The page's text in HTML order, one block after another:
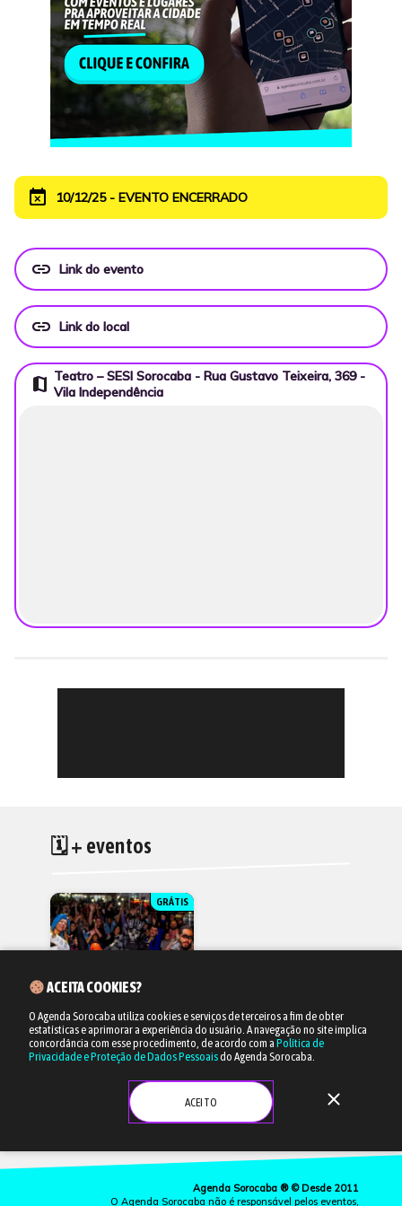
event_busy 10/12/25 - EVENTO ENCERRADO
link Link do evento
link Link do local
map Teatro – SESI Sorocaba - Rua Gustavo Teixeira, 369 -
Vila Independência
🗓 + eventos
GRÁTIS
14/08 às 17h
Geek Festival Asiático
Música e gastronomia
Agenda Sorocaba ® © Desde 2011
O Agenda Sorocaba não é responsável pelos eventos,
ACEITA COOKIES?
O Agenda Sorocaba utiliza cookies e serviços de terceiros a fim de obter
estatísticas e aprimorar a experiência do usuário. A navegação no site implica
concordância com esse procedimento, de acordo com a Política de
Privacidade e Proteção de Dados Pessoaisdo Agenda Sorocaba.
ACEITO close